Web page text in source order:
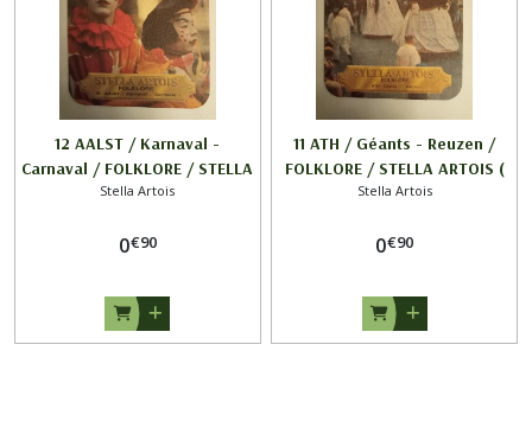
12 AALST / Karnaval -
Carnaval / FOLKLORE / STELLA
ARTOIS
Stella Artois
0€90
11 ATH / Géants - Reuzen /
FOLKLORE / STELLA ARTOIS (
voir écriture 1/2 )
Stella Artois
0€90